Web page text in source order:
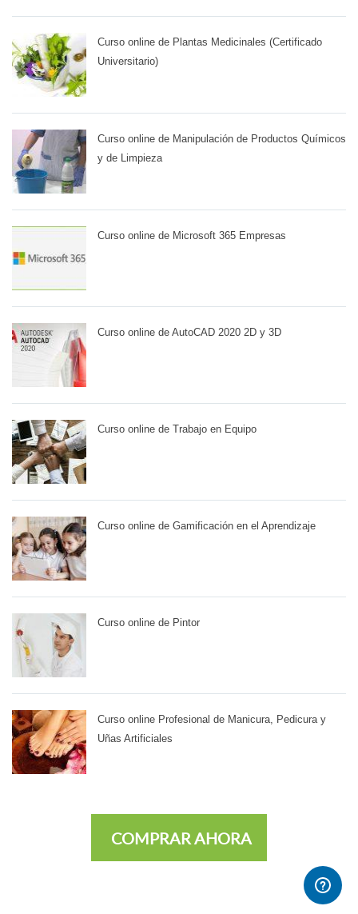
Curso online de Plantas Medicinales (Certificado
Universitario)
Curso online de Manipulación de Productos Químicos
y de Limpieza
Curso online de Microsoft 365 Empresas
Curso online de AutoCAD 2020 2D y 3D
Curso online de Trabajo en Equipo
Curso online de Gamificación en el Aprendizaje
Curso online de Pintor
Curso online Profesional de Manicura, Pedicura y
Uñas Artificiales
COMPRAR AHORA